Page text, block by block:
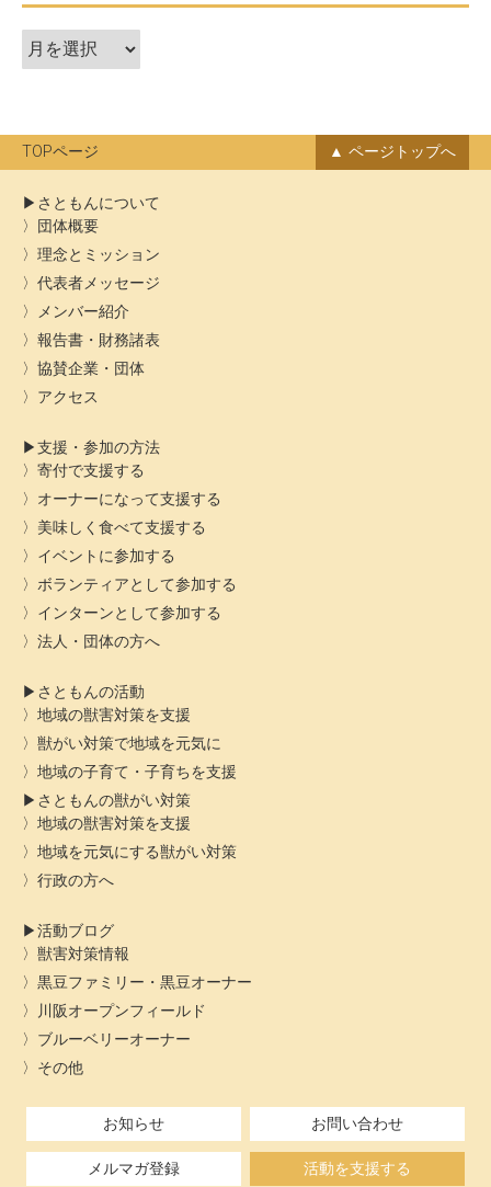
シ
ョ
ア
ー
ブ
TOPページ ページトップへ
さともんについて
団体概要
理念とミッション
代表者メッセージ
メンバー紹介
報告書・財務諸表
協賛企業・団体
アクセス
支援・参加の方法
寄付で支援する
オーナーになって支援する
美味しく食べて支援する
イベントに参加する
ボランティアとして参加する
インターンとして参加する
法人・団体の方へ
さともんの活動
地域の獣害対策を支援
獣がい対策で地域を元気に
地域の子育て・子育ちを支援
さともんの獣がい対策
地域の獣害対策を支援
地域を元気にする獣がい対策
行政の方へ
活動ブログ
獣害対策情報
黒豆ファミリー・黒豆オーナー
川阪オープンフィールド
ブルーベリーオーナー
その他
お知らせ お問い合わせ
メルマガ登録 活動を支援する